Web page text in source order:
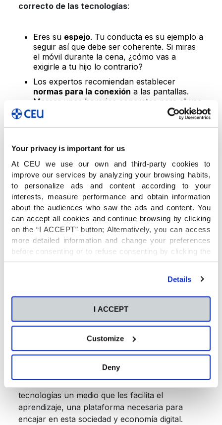
Your privacy is important for us
At CEU we use our own and third-party cookies to
improve our services by analyzing your browsing habits,
to personalize ads and content according to your
interests, measure performance and obtain information
about the audiences who saw the ads and content. You
can accept all cookies and continue browsing by clicking
on the “I ACCEPT” button; Alternatively, you can access
more detailed information and change your preferences
before consenting or to refuse consenting by clicking the
"Personalize" button. For more information you can visit
Details
I ACCEPT
Customize
Deny
correcto de las tecnologías:
Eres su espejo. Tu conducta es su ejemplo a
seguir así que debe ser coherente. Si miras
el móvil durante la cena, ¿cómo vas a
exigirle a tu hijo lo contrario?
Los expertos recomiendan establecer
normas para la conexión a las pantallas.
Marcar unos horarios concretos para el uso
de las nuevas tecnologías fuera de los
cuales no accedan a los dispositivos.
Durante las comidas o al irse a la cama son
Es aconsejable
utilizan las nuevas tecnologías sin que se
sientan controlados. La implantación de
filtros para impedir el acceso a determinado
contenido y las revisiones esporádicas del
historial de búsquedas no están reñidas con
darles algo de espacio y privacidad.
Utilizar los dispositivos para calmar sus
rabietas puede ser una mala idea. Los
smartphoneso lastabletsapaciguan los
ánimos y mantienen a los niños en silencio
y aprender a
Según los expertos,participar con él
ser muy beneficioso. Ver vídeos o jugar a un
videojuego juntos te puede servir para
mostrarle un buen espíritu deportivo y las
normas del juego y, al mismo tiempo,
conocer mejor los contenidos a los que
Las nuevas generaciones encuentran en las
tecnologías un medio que les facilita el
aprendizaje, una plataforma necesaria para
encajar en esta sociedad y economía digital.